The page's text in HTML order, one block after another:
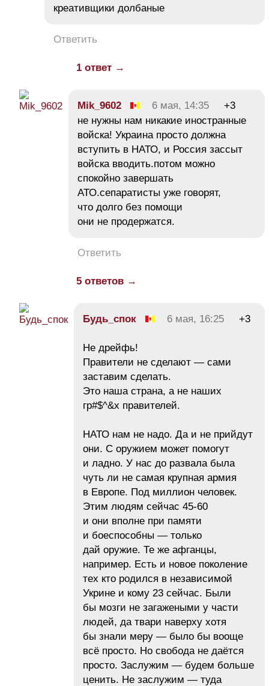
креативщики долбаные
Ответить
1 ответ →
Mik_9602 6 мая, 14:35
+3
не нужны нам никакие иностранные
войска! Украина просто должна
вступить в НАТО, и Россия зассыт
войска вводить.потом можно
спокойно завершать
АТО.сепаратисты уже говорят,
что долго без помощи
они не продержатся.
Ответить
5 ответов →
Будь_спок 6 мая, 16:25 +3
Не дрейфь!
Правители не сделают — сами
заставим сделать.
Это наша страна, а не наших
гр#$^&x правителей.
НАТО нам не надо. Да и не прийдут
они. С оружием может помогут
и ладно. У нас до развала была
чуть ли не самая крупная армия
в Европе. Под миллион человек.
Этим людям сейчас 45-60
и они вполне при памяти
и боеспособны — только
дай оружие. Те же афганцы,
например. Есть и новое поколение
тех кто родился в независимой
Укрине и кому 23 сейчас. Были
бы мозги не загажеными у части
людей, да твари наверху хотя
бы знали меру — было бы вооще
всё просто. Но свобода не даётся
просто. Заслужим — будем больше
ценить. Не заслужим — туда